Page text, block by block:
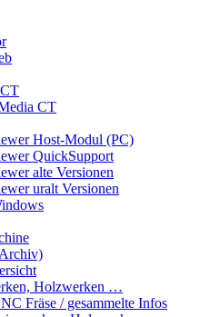
CT
Host-Modul (PC)
QuickSupport
alte Versionen
uralt Versionen
Holzwerken …
Fräse / gesammelte Infos